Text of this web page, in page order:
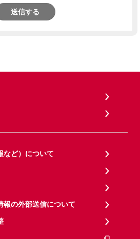
送信する
など）について
報の外部送信について